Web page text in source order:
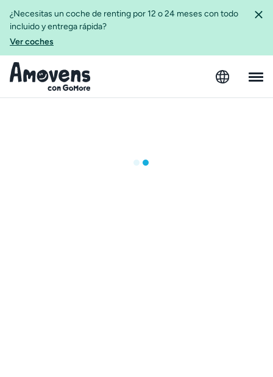
¿Necesitas un coche de renting por 12 o 24 meses con todo
incluido y entrega rápida?
Ver coches